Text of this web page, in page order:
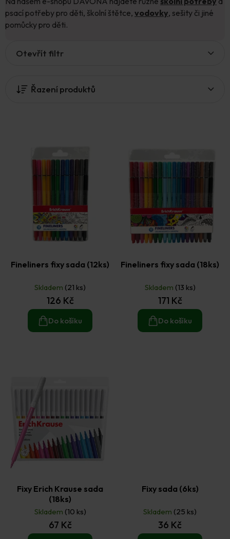
psací potřeby pro děti, školní štětce, vodovky, sešity či jiné
pomůcky pro děti.
Řazení produktů
Otevřít filtr
Fineliners fixy sada (12ks)
Skladem (21 ks)
126 Kč
Do košíku
Fineliners fixy sada (18ks)
Skladem (13 ks)
171 Kč
Do košíku
Fixy Erich Krause sada
(18ks)
Skladem (10 ks)
67 Kč
Fixy sada (6ks)
Skladem (25 ks)
36 Kč